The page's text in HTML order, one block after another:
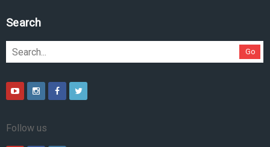
Search
Go
Follow us